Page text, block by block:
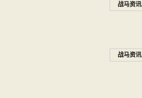
战马资讯
战马资讯